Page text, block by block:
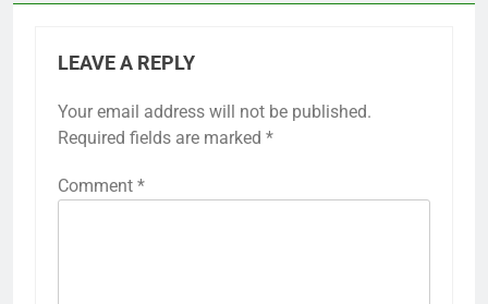
LEAVE A REPLY
Your email address will not be published.
Required fields are marked *
Comment *